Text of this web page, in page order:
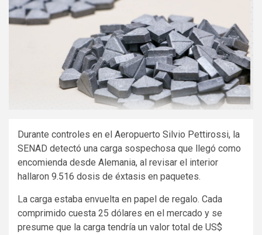
Durante controles en el Aeropuerto Silvio Pettirossi, la
SENAD detectó una carga sospechosa que llegó como
encomienda desde Alemania, al revisar el interior
hallaron 9.516 dosis de éxtasis en paquetes.
La carga estaba envuelta en papel de regalo. Cada
comprimido cuesta 25 dólares en el mercado y se
presume que la carga tendría un valor total de US$